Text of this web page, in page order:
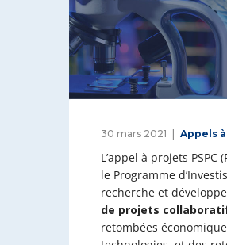
30 mars 2021 Appels
L’appel à projets
le Programme
recherche et
de projets
retombées